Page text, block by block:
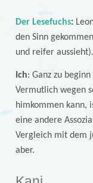
Der Lesefuchs:
den Sinn
und reifer
Ich: Ganz zu
Vermutlich wegen
himkommen kann,
eine andere
Vergleich mit dem
aber.